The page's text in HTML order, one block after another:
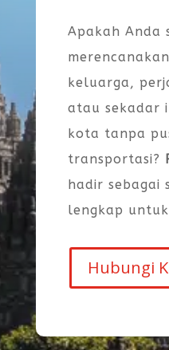
Apakah Anda
keluarga,
atau sekadar
kota tanpa
transportasi?
hadir sebagai
lengkap
Hubungi